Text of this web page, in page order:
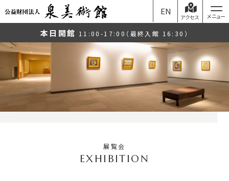
EN
本日開館 11:00-17:00（最終入館 16:30）
アクセス
展覧会